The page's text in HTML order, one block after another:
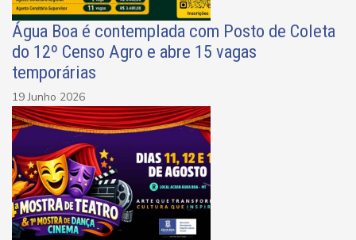
Água Boa é contemplada com Posto de Coleta
do 12º Censo Agro e abre 15 vagas
temporárias
19 Junho 2026